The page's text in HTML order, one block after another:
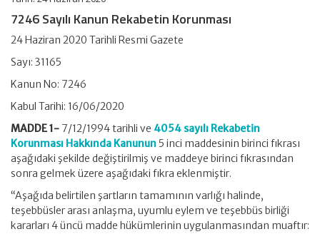
7246 Sayılı Kanun Rekabetin Korunması
24 Haziran 2020 Tarihli Resmi Gazete
Sayı: 31165
Kanun No: 7246
Kabul Tarihi: 16/06/2020
MADDE 1- 7/12/1994 tarihli ve 4054 sayılı Rekabetin
Korunması Hakkında Kanunun 5 inci maddesinin birinci fıkrası
aşağıdaki şekilde değiştirilmiş ve maddeye birinci fıkrasından
sonra gelmek üzere aşağıdaki fıkra eklenmiştir.
“Aşağıda belirtilen şartların tamamının varlığı halinde,
teşebbüsler arası anlaşma, uyumlu eylem ve teşebbüs birliği
kararları 4 üncü madde hükümlerinin uygulanmasından muaftır: